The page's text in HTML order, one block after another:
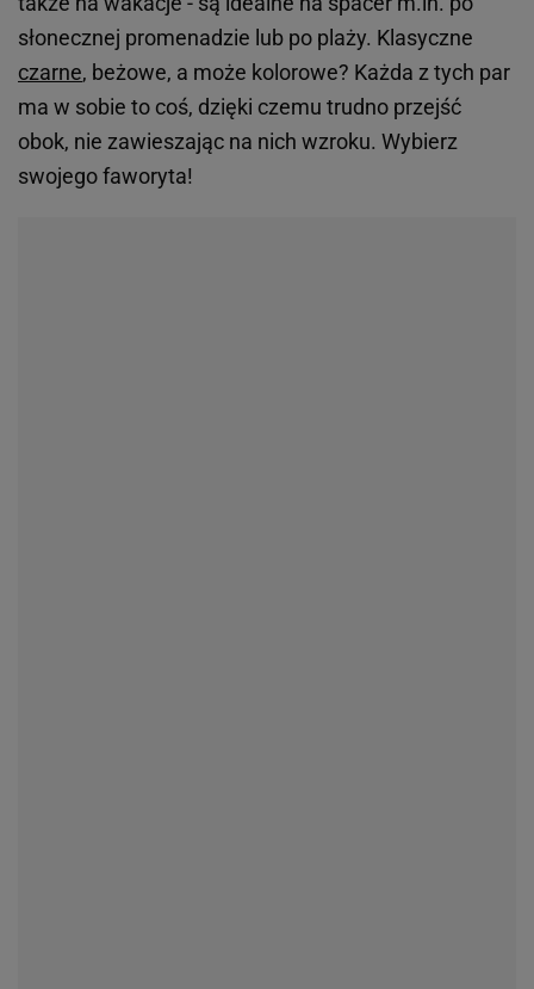
słonecznej promenadzie lub po plaży. Klasyczne
czarne, beżowe, a może kolorowe? Każda z tych par
ma w sobie to coś, dzięki czemu trudno przejść
obok, nie zawieszając na nich wzroku. Wybierz
swojego faworyta!